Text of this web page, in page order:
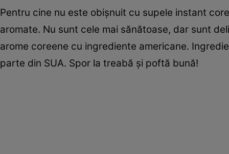
Pentru cine nu este obişnuit cu supele instant
aromate. Nu sunt cele mai sănătoase, dar sunt
arome coreene cu ingrediente americane.
parte din SUA. Spor la treabă şi poftă bună!